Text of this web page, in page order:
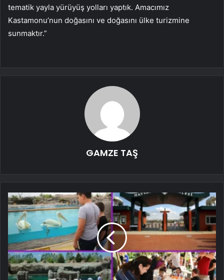
tematik yayla yürüyüş yolları yaptık. Amacımız
Kastamonu’nun doğasını ve doğasını ülke turizmine
sunmaktır.”
GAMZE TAŞ